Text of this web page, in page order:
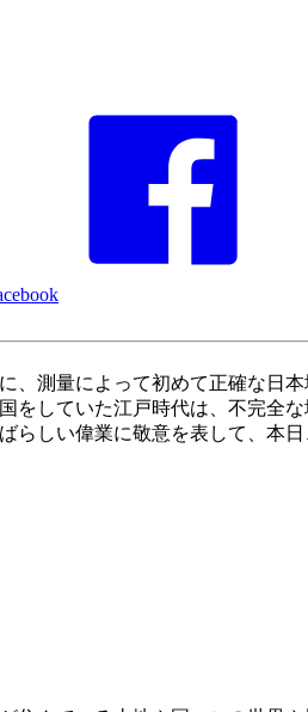
、測量によって初めて正確な日
をしていた江戸時代は、不完全
らしい偉業に敬意を表して、本日